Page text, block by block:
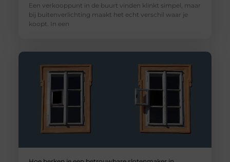
Een verkooppunt in de buurt vinden klinkt simpel, maar
bij buitenverlichting maakt het echt verschil waar je
koopt. In een